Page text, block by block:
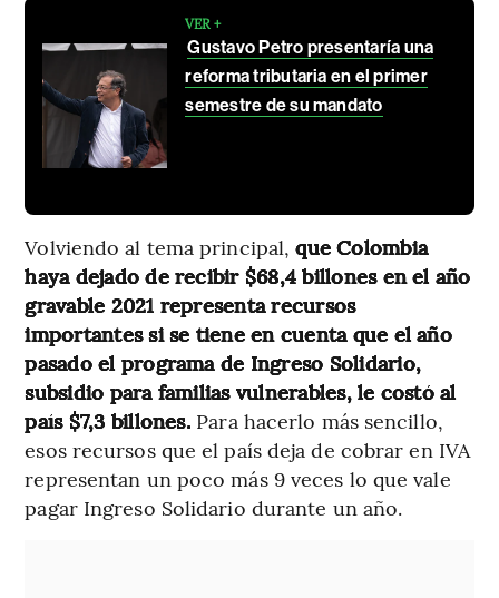
VER +
Gustavo Petro presentaría una
reforma tributaria en el primer
semestre de su mandato
Volviendo al tema principal,que Colombia
haya dejado de recibir $68,4 billones en el año
gravable 2021 representa recursos
importantes si se tiene en cuenta que el año
pasado el programa de Ingreso Solidario,
subsidio para familias vulnerables, le costó al
país $7,3 billones. Para hacerlo más sencillo,
esos recursos que el país deja de cobrar en IVA
representan un poco más 9 veces lo que vale
pagar Ingreso Solidario durante un año.